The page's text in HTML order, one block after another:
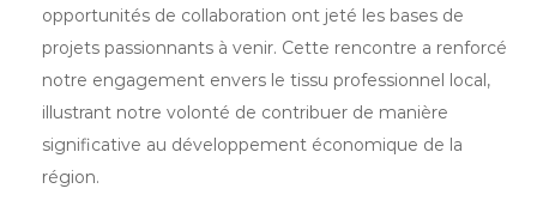
opportunités de collaboration ont jeté les bases de
projets passionnants à venir. Cette rencontre a renforcé
notre engagement envers le tissu professionnel local,
illustrant notre volonté de contribuer de manière
significative au développement économique de la
région.